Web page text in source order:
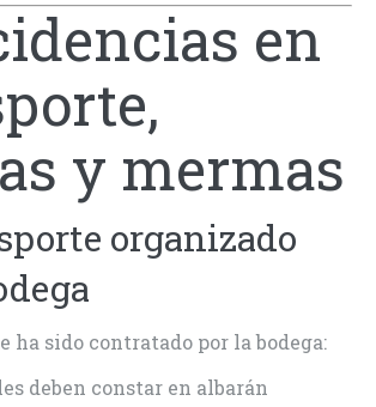
en
y mermas
organizado
ha sido contratado por la bodega:
deben constar en albarán